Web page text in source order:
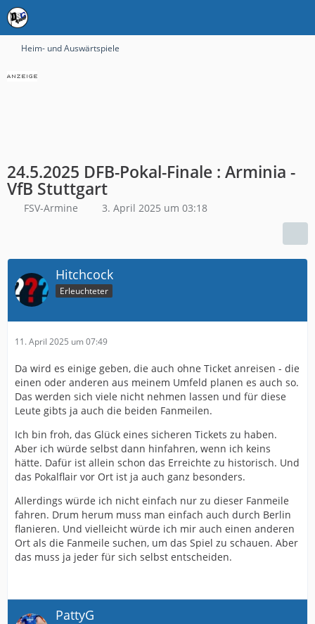
Heim- und Auswärtspiele
24.5.2025 DFB-Pokal-Finale : Arminia -
VfB Stuttgart
FSV-Armine 3. April 2025 um 03:18
Hitchcock
Erleuchteter
11. April 2025 um 07:49
Da wird es einige geben, die auch ohne Ticket anreisen - die
einen oder anderen aus meinem Umfeld planen es auch so.
Das werden sich viele nicht nehmen lassen und für diese
Leute gibts ja auch die beiden Fanmeilen.
Ich bin froh, das Glück eines sicheren Tickets zu haben.
Aber ich würde selbst dann hinfahren, wenn ich keins
hätte. Dafür ist allein schon das Erreichte zu historisch. Und
das Pokalflair vor Ort ist ja auch ganz besonders.
Allerdings würde ich nicht einfach nur zu dieser Fanmeile
fahren. Drum herum muss man einfach auch durch Berlin
flanieren. Und vielleicht würde ich mir auch einen anderen
Ort als die Fanmeile suchen, um das Spiel zu schauen. Aber
das muss ja jeder für sich selbst entscheiden.
PattyG